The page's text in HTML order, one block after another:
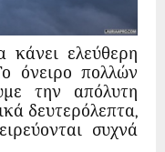
κάνει ελεύθερη
όνειρο πολλών
την απόλυτη
δευτερόλεπτα,
συχνά